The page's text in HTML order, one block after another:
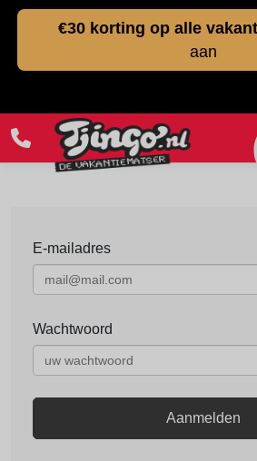
€30 korting op alle
aan
E-mailadres
Wachtwoord
Aanmelden